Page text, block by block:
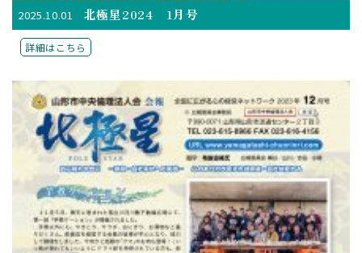
2025.10.01 北極星2024 1月号
詳細はこちら